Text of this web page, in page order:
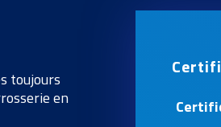
toujours
en